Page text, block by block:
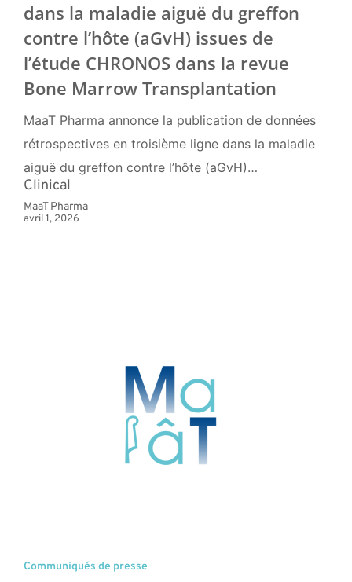
dans la maladie aiguë du greffon
contre l’hôte (aGvH) issues de
l’étude CHRONOS dans la revue
Bone Marrow Transplantation
MaaT Pharma annonce la publication de données
rétrospectives en troisième ligne dans la maladie
aiguë du greffon contre l’hôte (aGvH)…
Clinical
MaaT Pharma
avril 1, 2026
Communiqués de presse